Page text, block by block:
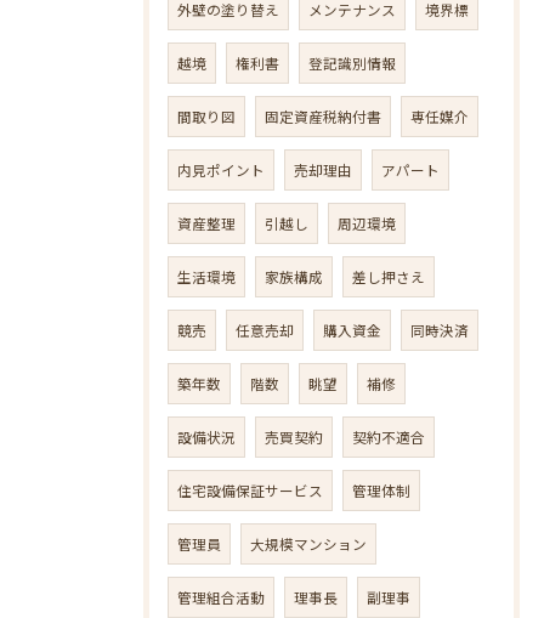
外壁の塗り替え メンテナンス 境界標
越境 権利書 登記識別情報
間取り図 固定資産税納付書 専任媒介
内見ポイント 売却理由 アパート
資産整理 引越し 周辺環境
生活環境 家族構成 差し押さえ
競売 任意売却 購入資金 同時決済
築年数 階数 眺望 補修
設備状況 売買契約 契約不適合
住宅設備保証サービス 管理体制
管理員 大規模マンション
管理組合活動 理事長 副理事